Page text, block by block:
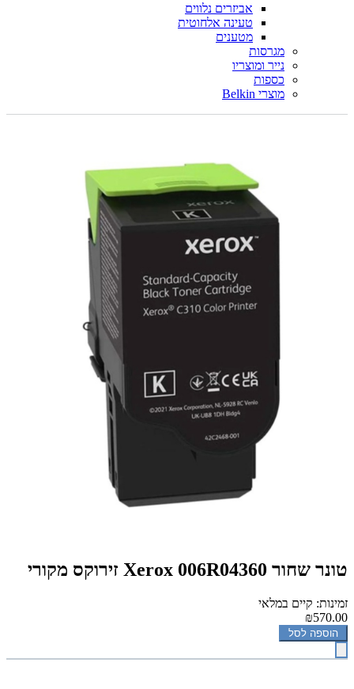
אביזרים נלווים
טעינה אלחוטית
מטענים
מגרסות
נייר ומוצריו
כספות
מוצרי Belkin
‏טונר שחור Xerox 006R04360 זירוקס מקורי
זמינות: קיים במלאי
₪570.00
הוספה לסל